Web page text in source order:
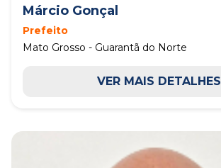
Márcio Gonçal
Prefeito
Mato Grosso - Guarantã do Norte
VER MAIS DETALHES